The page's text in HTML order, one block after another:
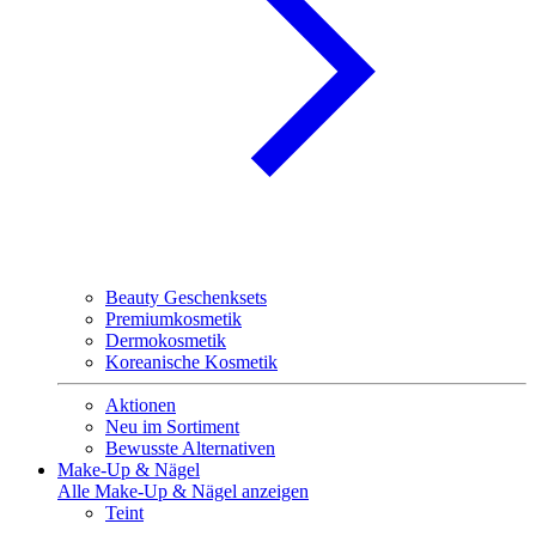
Beauty Geschenksets
Premiumkosmetik
Dermokosmetik
Koreanische Kosmetik
Aktionen
Neu im Sortiment
Bewusste Alternativen
Make-Up & Nägel
Alle Make-Up & Nägel anzeigen
Teint